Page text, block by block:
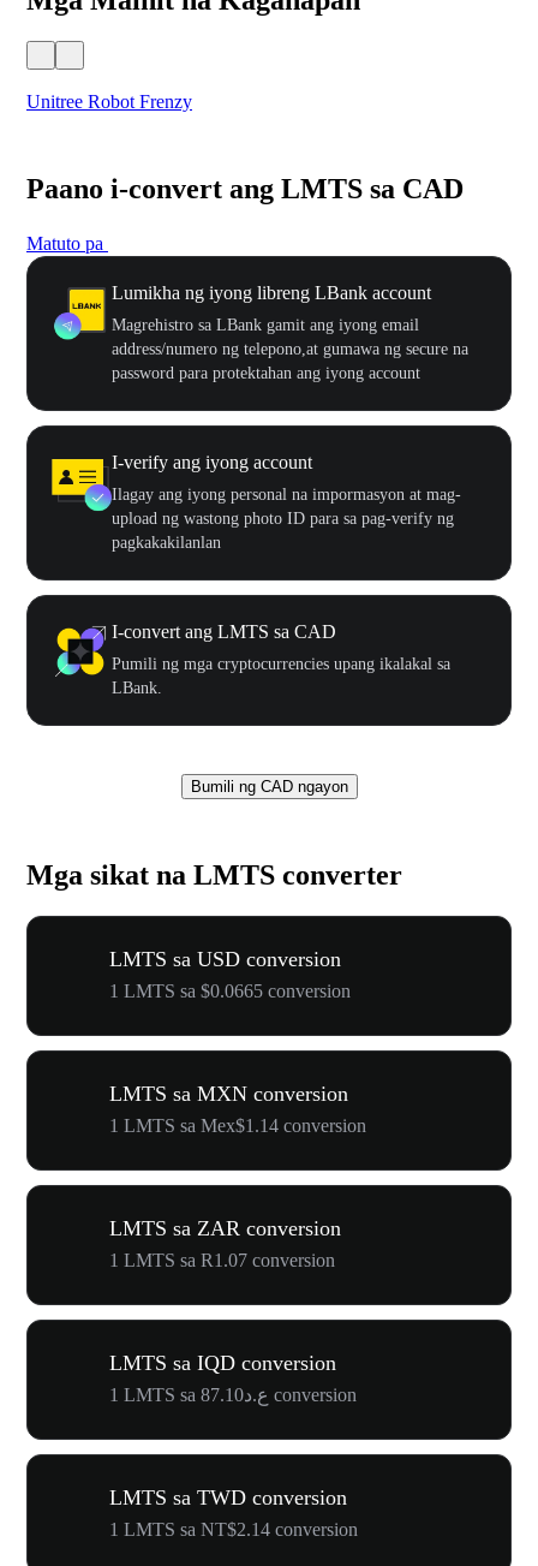
Unitree Robot Frenzy
Paano i-convert ang LMTS sa CAD
Matuto pa
Lumikha ng iyong libreng LBank account
Magrehistro sa LBank gamit ang iyong email
address/numero ng telepono,at gumawa ng secure na
password para protektahan ang iyong account
I-verify ang iyong account
Ilagay ang iyong personal na impormasyon at mag-
upload ng wastong photo ID para sa pag-verify ng
pagkakakilanlan
I-convert ang LMTS sa CAD
Pumili ng mga cryptocurrencies upang ikalakal sa
LBank.
Bumili ng CAD ngayon
Mga sikat na LMTS converter
LMTS sa USD conversion
1 LMTS sa $0.0665 conversion
LMTS sa MXN conversion
1 LMTS sa Mex$1.14 conversion
LMTS sa ZAR conversion
1 LMTS sa R1.07 conversion
LMTS sa IQD conversion
1 LMTS sa ع.د87.10 conversion
LMTS sa TWD conversion
1 LMTS sa NT$2.14 conversion